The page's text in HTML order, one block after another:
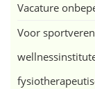
Vacature
Voor